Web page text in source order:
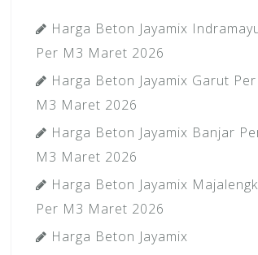
Harga Beton Jayamix
Per M3 Maret 2026
Harga Beton Jayamix Garut Per
M3 Maret 2026
Harga Beton Jayamix Banjar
M3 Maret 2026
Harga Beton Jayamix
Per M3 Maret 2026
Harga Beton Jayamix